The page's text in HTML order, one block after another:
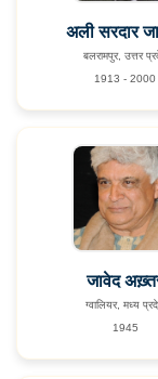
अली सरदार
बलरामपुर, उत्तर
1913 - 2000
जावेद
ग्वालियर, मध्य
1945